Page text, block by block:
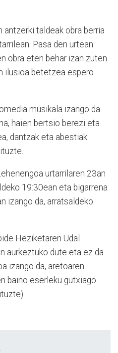
antzerki taldeak obra berria
Pasa den urtean
obra eten behar izan zuten
ilusioa betetzea espero
musikala izango da
haien bertsio berezi eta
dantzak eta abestiak
urtarrilaren 23an
19:30ean eta bigarrena
izango da, arratsaldeko
Heziketaren Udal
aurkeztuko dute eta ez da
izango da, aretoaren
baino eserleku gutxiago